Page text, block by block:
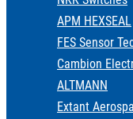
APM HEXSEAL
FES Sensor
Cambion
ALTMANN
Extant